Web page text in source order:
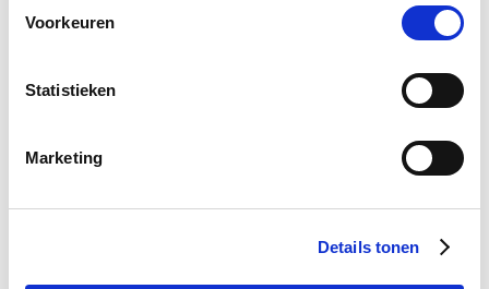
Voorkeuren
Statistieken
Marketing
Details tonen
-5 %